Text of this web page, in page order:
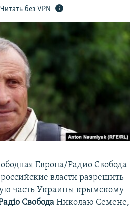
КРЫМА
Читать без VPN
Европа/Радио Свобода
власти разрешить
часть Украины крымскому
Свобода Николаю Семене,